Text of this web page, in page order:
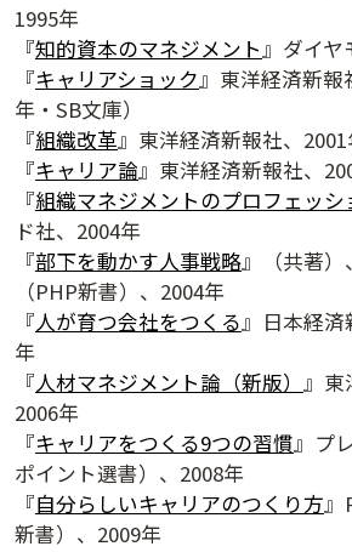
1995年
『知的資本のマネジメント』ダイヤ
『キャリアショック』東洋経済新報
年・SB文庫）
『組織改革』東洋経済新報社、2001
『キャリア論』東洋経済新報社、
『組織マネジメントのプロフェッシ
ド社、2004年
『部下を動かす人事戦略』（共著）
（PHP新書）、2004年
『人が育つ会社をつくる』日本経済
年
『人材マネジメント論（新版） 』東
2006年
『キャリアをつくる9つの習慣』プ
ポイント選書）、2008年
『自分らしいキャリアのつくり方』
新書）、2009年